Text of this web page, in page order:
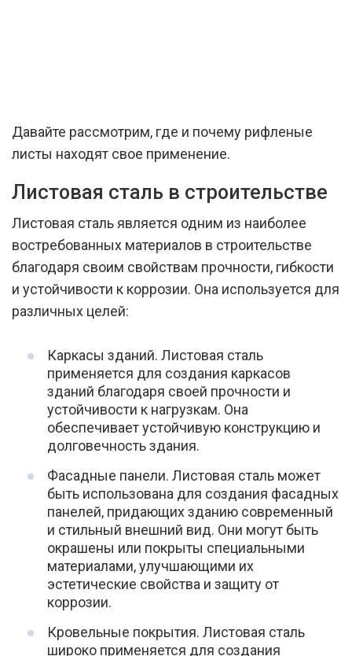
Давайте рассмотрим, где и почему рифленые
листы находят свое применение.
Листовая сталь в строительстве
Листовая сталь является одним из наиболее
востребованных материалов в строительстве
благодаря своим свойствам прочности, гибкости
и устойчивости к коррозии. Она используется для
различных целей:
Каркасы зданий. Листовая сталь
применяется для создания каркасов
зданий благодаря своей прочности и
устойчивости к нагрузкам. Она
обеспечивает устойчивую конструкцию и
долговечность здания.
Фасадные панели. Листовая сталь может
быть использована для создания фасадных
панелей, придающих зданию современный
и стильный внешний вид. Они могут быть
окрашены или покрыты специальными
материалами, улучшающими их
эстетические свойства и защиту от
коррозии.
Кровельные покрытия. Листовая сталь
широко применяется для создания